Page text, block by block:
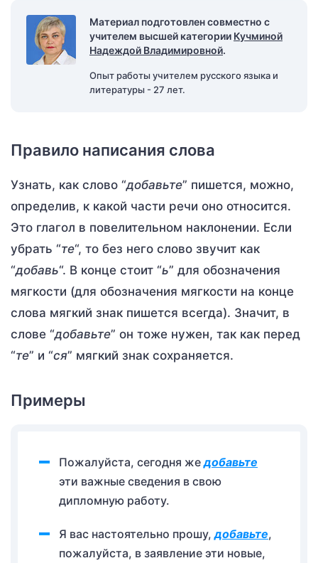
Материал подготовлен совместно с
учителем высшей категории Кучминой
Надеждой Владимировной.
Опыт работы учителем русского языка и
литературы - 27 лет.
Правило написания слова
Узнать, как слово “добавьте” пишется, можно,
определив, к какой части речи оно относится.
Это глагол в повелительном наклонении. Если
убрать “те“, то без него слово звучит как
“добавь“. В конце стоит “ь” для обозначения
мягкости (для обозначения мягкости на конце
слова мягкий знак пишется всегда). Значит, в
слове “добавьте” он тоже нужен, так как перед
“те” и “ся” мягкий знак сохраняется.
Примеры
Пожалуйста, сегодня жедобавьте
эти важные сведения в свою
дипломную работу.
Я вас настоятельно прошу,добавьте,
пожалуйста, в заявление эти новые,